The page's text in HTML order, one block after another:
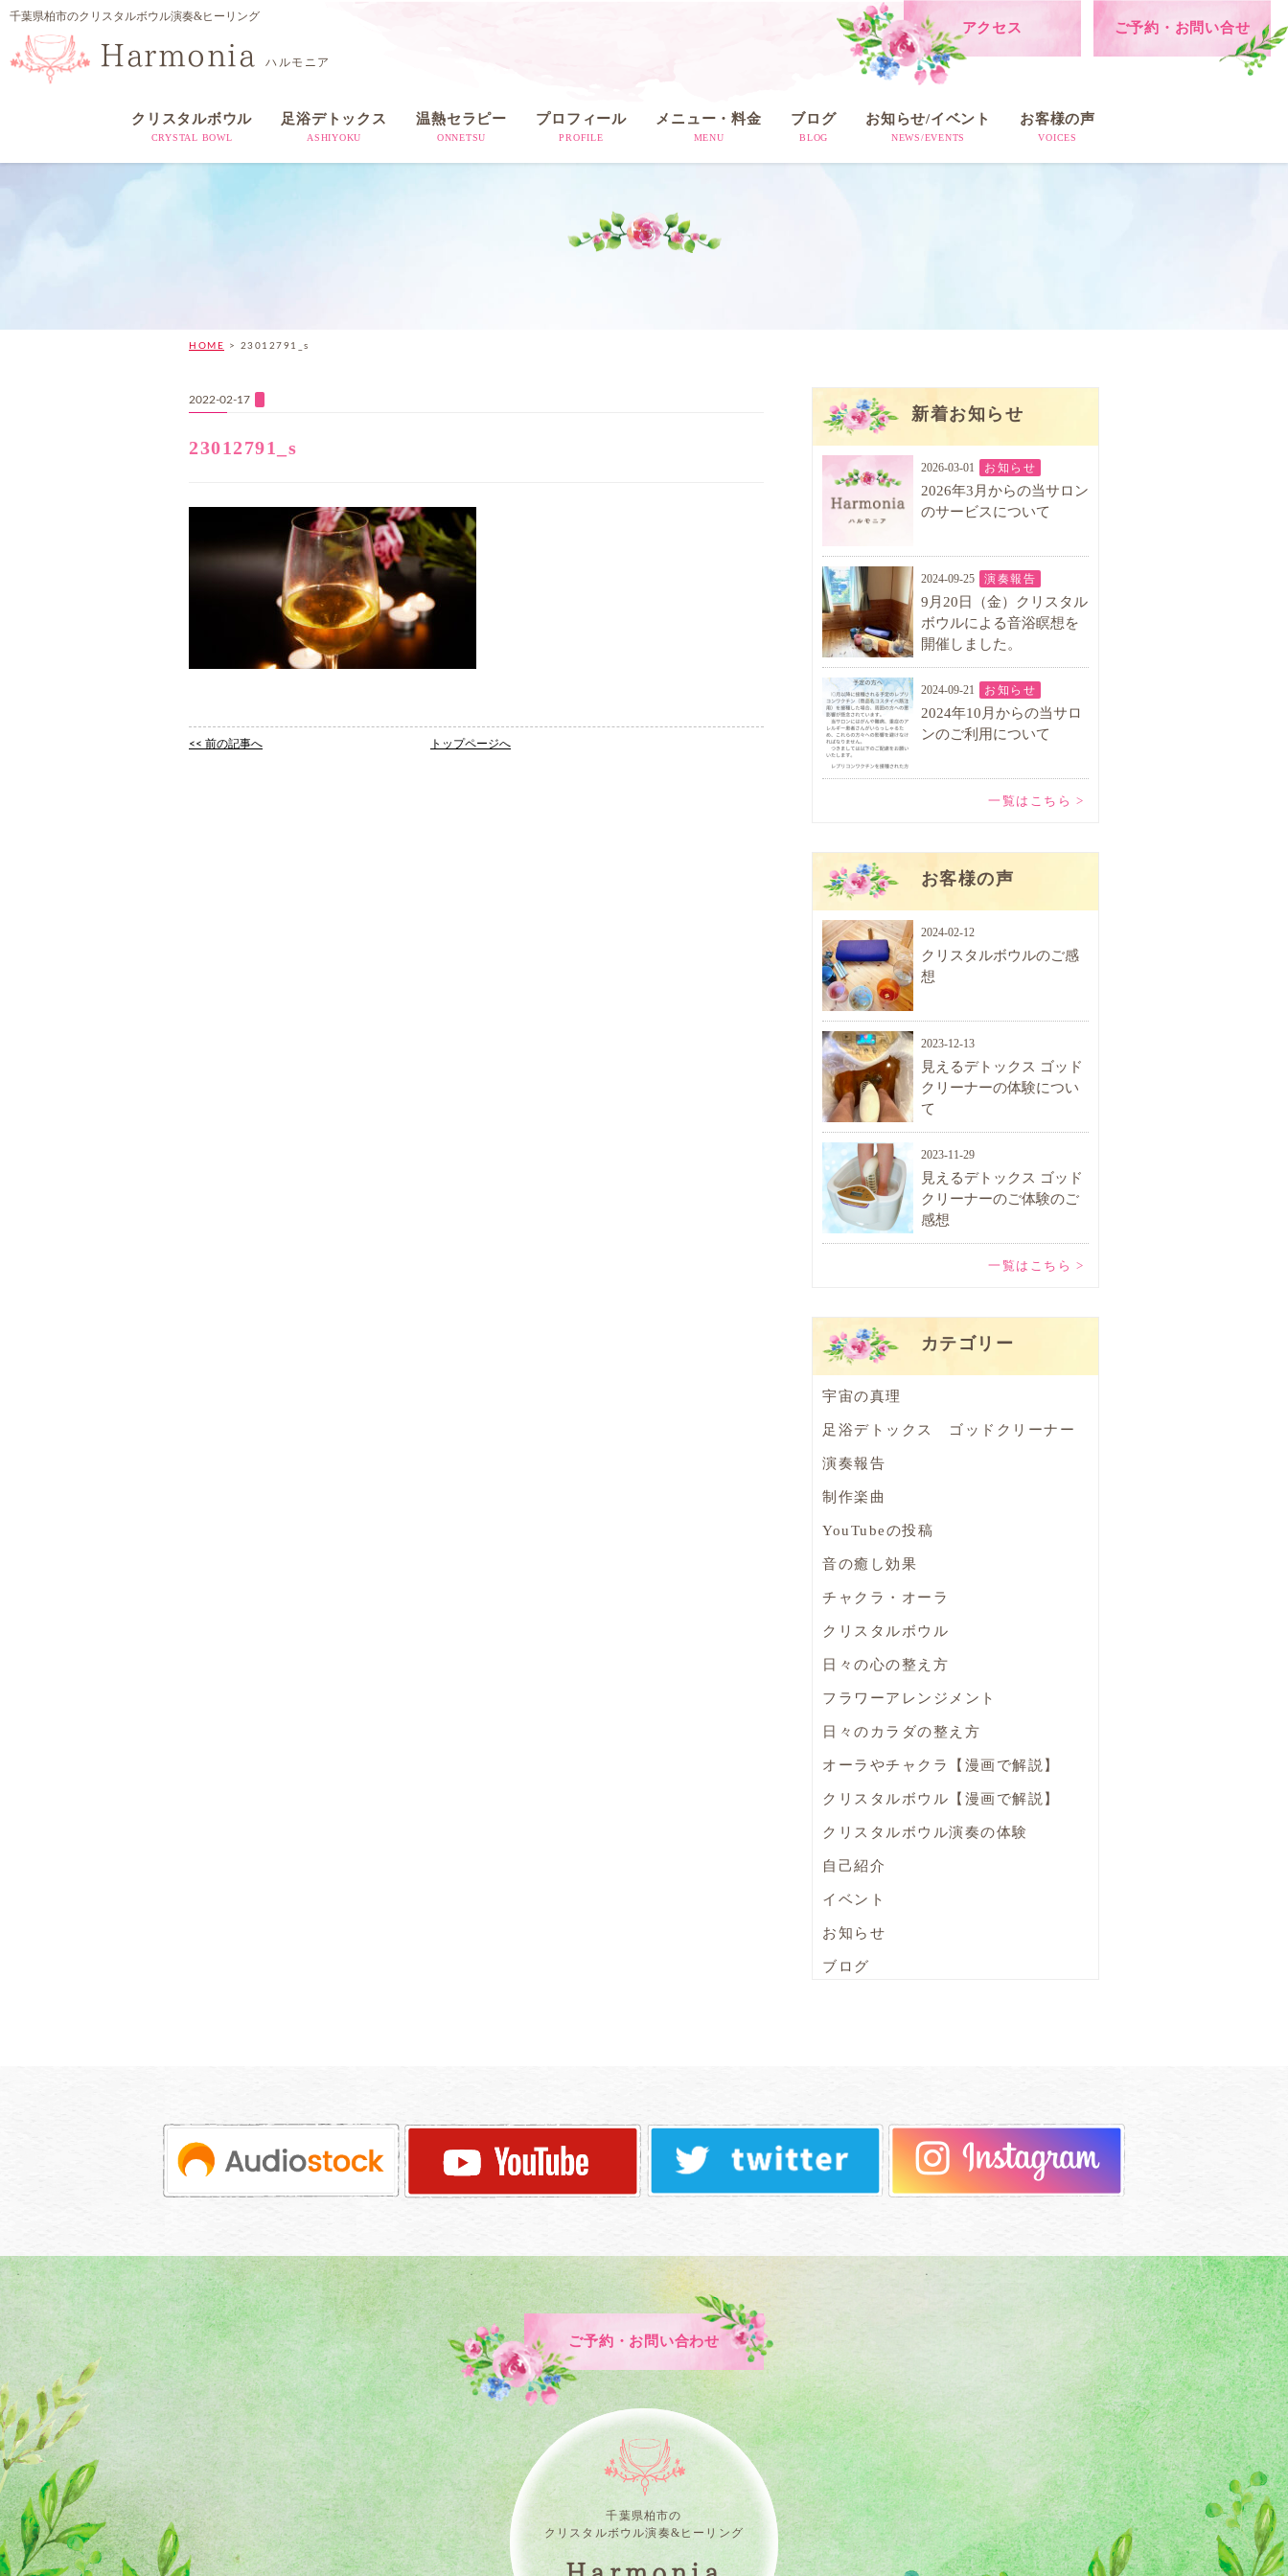
千葉県柏市のクリスタルボウル演奏&ヒーリング
Harmonia ハルモニア
アクセス ご予約・お問い合せ
クリスタルボウル
CRYSTAL BOWL
足浴デトックス
ASHIYOKU
温熱セラピー
ONNETSU
プロフィール
PROFILE
メニュー・料金
MENU
ブログ
BLOG
お知らせ/イベント
NEWS/EVENTS
お客様の声
VOICES
HOME > 23012791_s
2022-02-17
23012791_s
<< 前の記事へ トップページへ
新着お知らせ
2026-03-01 お知らせ
2026年3月からの当サロン
のサービスについて
2024-09-25 演奏報告
9月20日（金）クリスタル
ボウルによる音浴瞑想を
開催しました。
2024-09-21 お知らせ
2024年10月からの当サロ
ンのご利用について
一覧はこちら >
お客様の声
2024-02-12
クリスタルボウルのご感
想
2023-12-13
見えるデトックス ゴッド
クリーナーの体験につい
て
2023-11-29
見えるデトックス ゴッド
クリーナーのご体験のご
感想
一覧はこちら >
カテゴリー
宇宙の真理
足浴デトックス ゴッドクリーナー
演奏報告
制作楽曲
YouTubeの投稿
音の癒し効果
チャクラ・オーラ
クリスタルボウル
日々の心の整え方
フラワーアレンジメント
日々のカラダの整え方
オーラやチャクラ【漫画で解説】
クリスタルボウル【漫画で解説】
クリスタルボウル演奏の体験
自己紹介
イベント
お知らせ
ブログ
ご予約・お問い合わせ
千葉県柏市の
クリスタルボウル演奏&ヒーリング